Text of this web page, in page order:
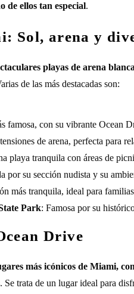
de ellos tan especial.
Sol, arena y
playas de arena
de las más destacadas son:
famosa, con su vibrante Ocean
de arena, perfecta para
playa tranquila con áreas de
por su sección nudista y su
más tranquila, ideal para
Park: Famosa por su
Drive
más icónicos de Miami,
. Se trata de un lugar ideal para